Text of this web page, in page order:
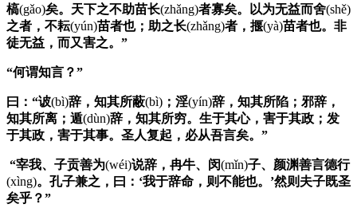
槁(gǎo)矣。天下之不助苗长(zhǎng)者寡矣。以为无益而舍(shě)
之者，不耘(yún)苗者也；助之长(zhǎng)者，揠(yà)苗者也。非
徒无益，而又害之。”
“何谓知言？”
曰：“诐(bì)辞，知其所蔽(bì) ；淫(yín)辞，知其所陷；邪辞，
知其所离；遁(dùn)辞，知其所穷。生于其心，害于其政；发
于其政，害于其事。圣人复起，必从吾言矣。”
“宰我、 子贡善为(wéi)说辞， 冉牛、 闵(mǐn)子、 颜渊善言德行
(xìng)。孔子兼之，曰：‘我于辞命，则不能也。’然则夫子既圣
矣乎？”